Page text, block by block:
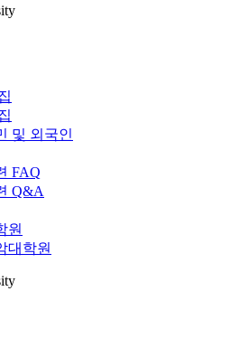
및 외국인
FAQ
Q&A
원
대학원